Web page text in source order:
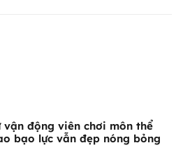
vận động viên chơi môn thể
bạo lực vẫn đẹp nóng bỏng